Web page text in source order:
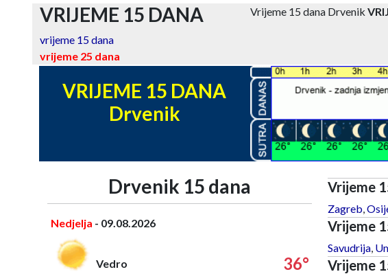
VRIJEME 15 DANA Vrijeme 15 dana Drvenik
vrijeme 15 dana
vrijeme 25 dana
VRIJEME 15 DANA
Drvenik
Drvenik 15 dana
Nedjelja - 09.08.2026
Vedro 36°
Vrijeme
Zagreb
Vrijeme
Savudrija,
Vrijeme